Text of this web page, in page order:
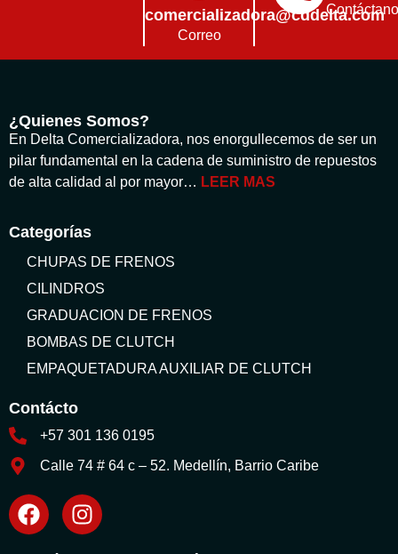
comercializadora@cddelta.com
Correo
¿Quienes Somos?
En Delta Comercializadora, nos enorgullecemos de ser un
pilar fundamental en la cadena de suministro de repuestos
de alta calidad al por mayor… LEER MAS
Categorías
CHUPAS DE FRENOS
CILINDROS
GRADUACION DE FRENOS
BOMBAS DE CLUTCH
EMPAQUETADURA AUXILIAR DE CLUTCH
Contácto
+57 301 136 0195
Calle 74 # 64 c – 52. Medellín, Barrio Caribe